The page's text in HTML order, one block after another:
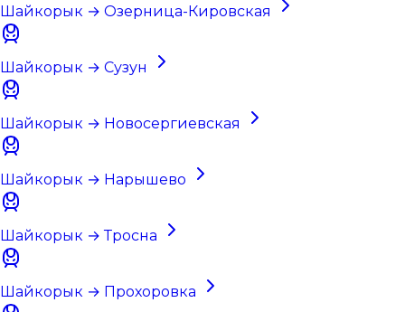
Шайкорык → Озерница-Кировская
Шайкорык → Сузун
Шайкорык → Новосергиевская
Шайкорык → Нарышево
Шайкорык → Тросна
Шайкорык → Прохоровка